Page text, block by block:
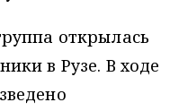
открылась
в Рузе. В ходе